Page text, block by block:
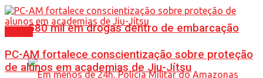
580 mil em drogas dentro de embarcação
PC-AM fortalece conscientização sobre proteção
de alunos em academias de Jiu-Jítsu